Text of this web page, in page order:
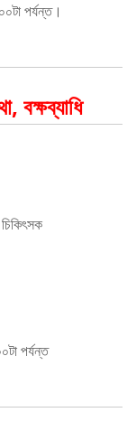
পর্যন্ত।
বক্ষব্যাধি
পর্যন্ত